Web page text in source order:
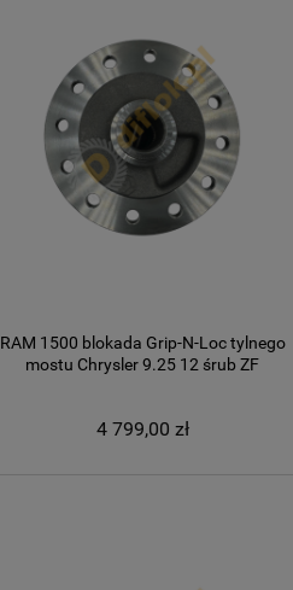
RAM 1500 blokada Grip-N-Loc tylnego
mostu Chrysler 9.25 12 śrub ZF
4 799,00 zł